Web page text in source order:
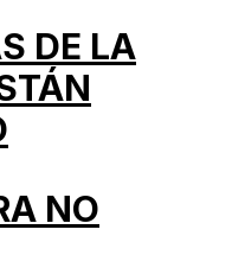
DE LA
NO